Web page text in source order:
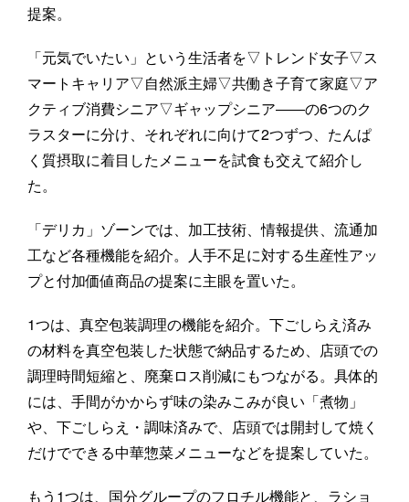
提案。
「元気でいたい」という生活者を▽トレンド女子▽ス
マートキャリア▽自然派主婦▽共働き子育て家庭▽ア
クティブ消費シニア▽ギャップシニア――の6つのク
ラスターに分け、それぞれに向けて2つずつ、たんぱ
く質摂取に着目したメニューを試食も交えて紹介し
た。
「デリカ」ゾーンでは、加工技術、情報提供、流通加
工など各種機能を紹介。人手不足に対する生産性アッ
プと付加価値商品の提案に主眼を置いた。
1つは、真空包装調理の機能を紹介。下ごしらえ済み
の材料を真空包装した状態で納品するため、店頭での
調理時間短縮と、廃棄ロス削減にもつながる。具体的
には、手間がかからず味の染みこみが良い「煮物」
や、下ごしらえ・調味済みで、店頭では開封して焼く
だけでできる中華惣菜メニューなどを提案していた。
もう1つは、国分グループのフロチル機能と、ラショ